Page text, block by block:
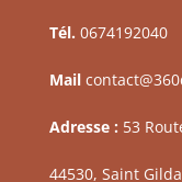
Tél. 0674192040
Mail
Adresse : 53
44530, Saint